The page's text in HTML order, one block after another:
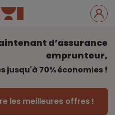
d’assurance
emprunteur,
jusqu'à 70% économies !
les meilleures offres !